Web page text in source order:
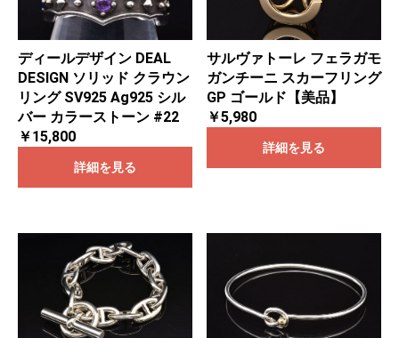
ディールデザイン DEAL
DESIGN ソリッド クラウン
リング SV925 Ag925 シル
バー カラーストーン #22
￥15,800
詳細を見る
サルヴァトーレ フェラガモ
ガンチーニ スカーフリング
GP ゴールド【美品】
￥5,980
詳細を見る